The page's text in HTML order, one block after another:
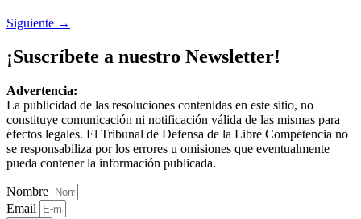
Siguiente →
¡Suscríbete a nuestro Newsletter!
Advertencia:
La publicidad de las resoluciones contenidas en este sitio, no
constituye comunicación ni notificación válida de las mismas para
efectos legales. El Tribunal de Defensa de la Libre Competencia no
se responsabiliza por los errores u omisiones que eventualmente
pueda contener la información publicada.
Nombre
Email